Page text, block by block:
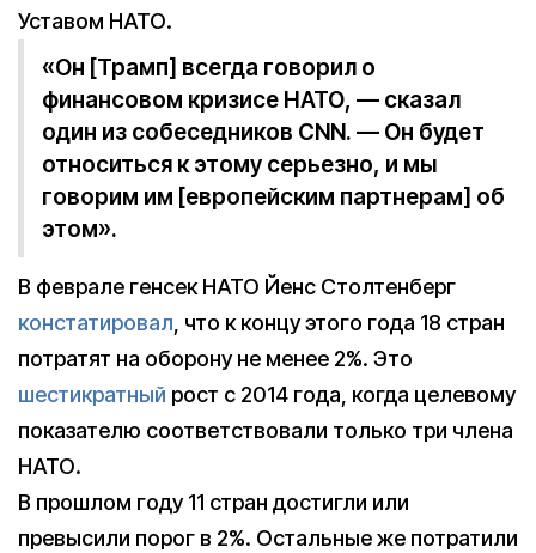
Уставом НАТО.
«Он [Трамп] всегда говорил о
финансовом кризисе НАТО, — сказал
один из собеседников CNN. — Он будет
относиться к этому серьезно, и мы
говорим им [европейским партнерам] об
этом».
В феврале генсек НАТО Йенс Столтенберг
констатировал, что к концу этого года 18 стран
потратят на оборону не менее 2%. Это
шестикратный рост с 2014 года, когда целевому
показателю соответствовали только три члена
НАТО.
В прошлом году 11 стран достигли или
превысили порог в 2%. Остальные же потратили